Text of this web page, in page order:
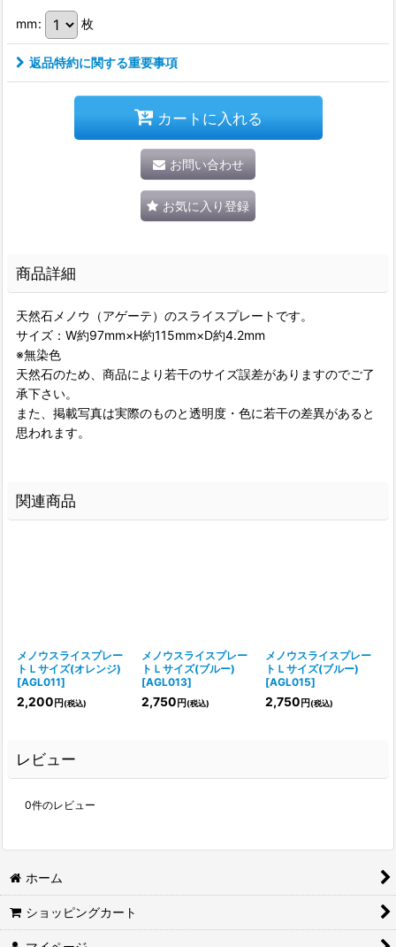
mm: 枚
返品特約に関する重要事項
カートに入れる
お問い合わせ
お気に入り登録
商品詳細
天然石メノウ（アゲーテ）のスライスプレートです。
サイズ：W約97mm×H約115mm×D約4.2mm
※無染色
天然石のため、商品により若干のサイズ誤差がありますのでご了
承下さい。
また、掲載写真は実際のものと透明度・色に若干の差異があると
思われます。
関連商品
メノウスライスプレー
トＬサイズ(オレンジ)
[AGL011]
2,200 円(税込)
メノウスライスプレー
トＬサイズ(ブルー)
[AGL013]
2,750 円(税込)
メノウスライスプレー
トＬサイズ(ブルー)
[AGL015]
2,750 円(税込)
レビュー
0件のレビュー
ホーム
ショッピングカート